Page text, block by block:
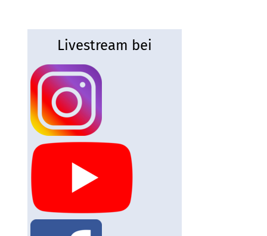
Livestream bei